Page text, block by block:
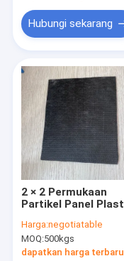
Hubungi Kami
Permintaan
Tikar Jahitan
Fiberglass Combo
Kain serat kaca
Kain Biaxial
Kain Multi Axial
Hubungi sekarang
2 × 2 Permukaan
Partikel Panel
Hitam
Harga:negotiatable
MOQ:500kgs
dapatkan harga terbaru